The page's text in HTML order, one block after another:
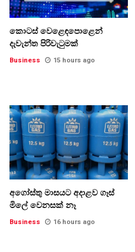
කොටස් වෙළෙඳපොළෙන්
දැවැන්ත පිරිවැටුමක්
Business 15 hours ago
අගෝස්තු මාසයට අදාළව ගෑස්
මිලේ වෙනසක් නෑ
Business 16 hours ago